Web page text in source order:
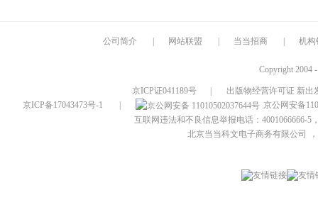
公司简介 网站联盟 当当招商 机构
Copyright 2004
京ICP证041189号
出版物经营许可证 新出
京ICP备17043473号-1
京公网安备
互联网违法和不良信息举报电话：4001066666-5
北京当当科文电子商务有限公司